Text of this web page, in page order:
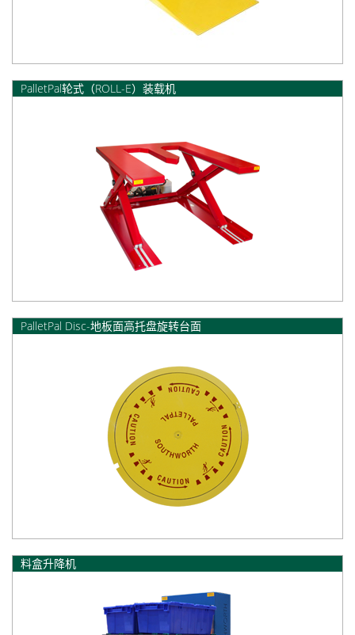
PalletPal轮式（ROLL-E）装载机
PalletPal Disc-地板面高托盘旋转台面
料盒升降机